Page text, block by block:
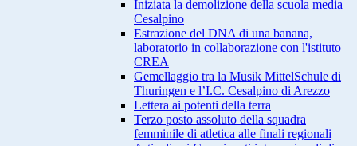
Iniziata la demolizione della scuola media
Cesalpino
Estrazione del DNA di una banana,
laboratorio in collaborazione con l'istituto
CREA
Gemellaggio tra la Musik MittelSchule di
Thuringen e l’I.C. Cesalpino di Arezzo
Lettera ai potenti della terra
Terzo posto assoluto della squadra
femminile di atletica alle finali regionali